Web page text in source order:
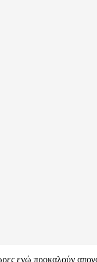
ενώ προκαλούν